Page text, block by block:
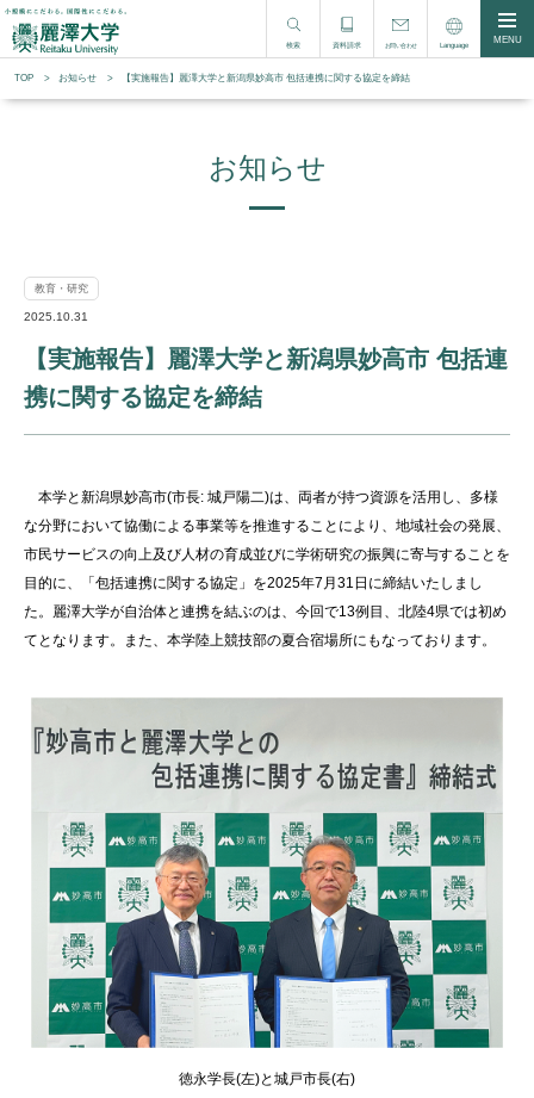
検索 資料請求 お問い合わせ Language MENU
TOP お知らせ 【実施報告】麗澤大学と新潟県妙高市 包括連携に関する協定を締結
お知らせ
教育・研究
2025.10.31
【実施報告】麗澤大学と新潟県妙高市 包括連
携に関する協定を締結
本学と新潟県妙高市(市長: 城戸陽二)は、両者が持つ資源を活用し、多様
な分野において協働による事業等を推進することにより、地域社会の発展、
市民サービスの向上及び人材の育成並びに学術研究の振興に寄与することを
目的に、「包括連携に関する協定」を2025年7月31日に締結いたしまし
た。麗澤大学が自治体と連携を結ぶのは、今回で13例目、北陸4県では初め
てとなります。また、本学陸上競技部の夏合宿場所にもなっております。
徳永学長(左)と城戸市長(右)